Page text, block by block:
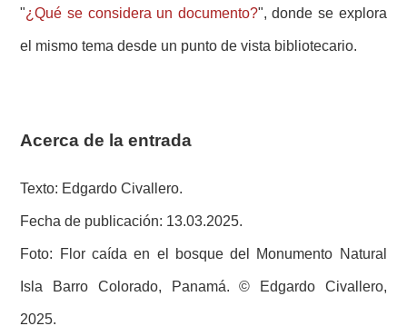
"¿Qué se considera un documento?", donde se explora
el mismo tema desde un punto de vista bibliotecario.
Acerca de la entrada
Texto: Edgardo Civallero.
Fecha de publicación: 13.03.2025.
Foto: Flor caída en el bosque del Monumento Natural
Isla Barro Colorado, Panamá. © Edgardo Civallero,
2025.